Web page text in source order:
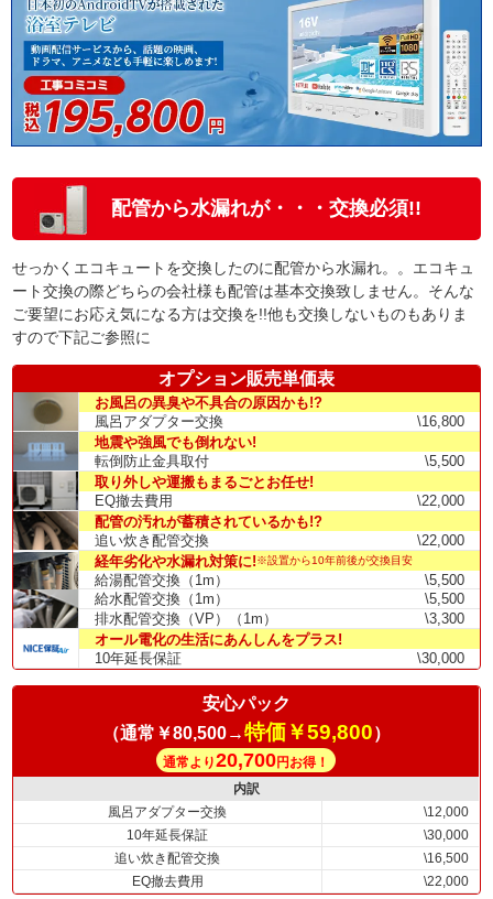
配管から水漏れが・・・交換必須!!
せっかくエコキュートを交換したのに配管から水漏れ。。エコキュ
ート交換の際どちらの会社様も配管は基本交換致しません。そんな
ご要望にお応え気になる方は交換を!!他も交換しないものもありま
すので下記ご参照に
オプション販売単価表
お風呂の異臭や不具合の原因かも!?
風呂アダプター交換
\16,800
地震や強風でも倒れない!
転倒防止金具取付
\5,500
取り外しや運搬もまるごとお任せ!
EQ撤去費用
\22,000
配管の汚れが蓄積されているかも!?
追い炊き配管交換
\22,000
経年劣化や水漏れ対策に!※設置から10年前後が交換目安
給湯配管交換（1m）
\5,500
給水配管交換（1m）
\5,500
排水配管交換（VP）（1m）
\3,300
オール電化の生活にあんしんをプラス!
10年延長保証
\30,000
安心パック
（通常￥80,500→特価￥59,800）
通常より20,700円お得！
内訳
風呂アダプター交換
\12,000
10年延長保証
\30,000
追い炊き配管交換
\16,500
EQ撤去費用
\22,000